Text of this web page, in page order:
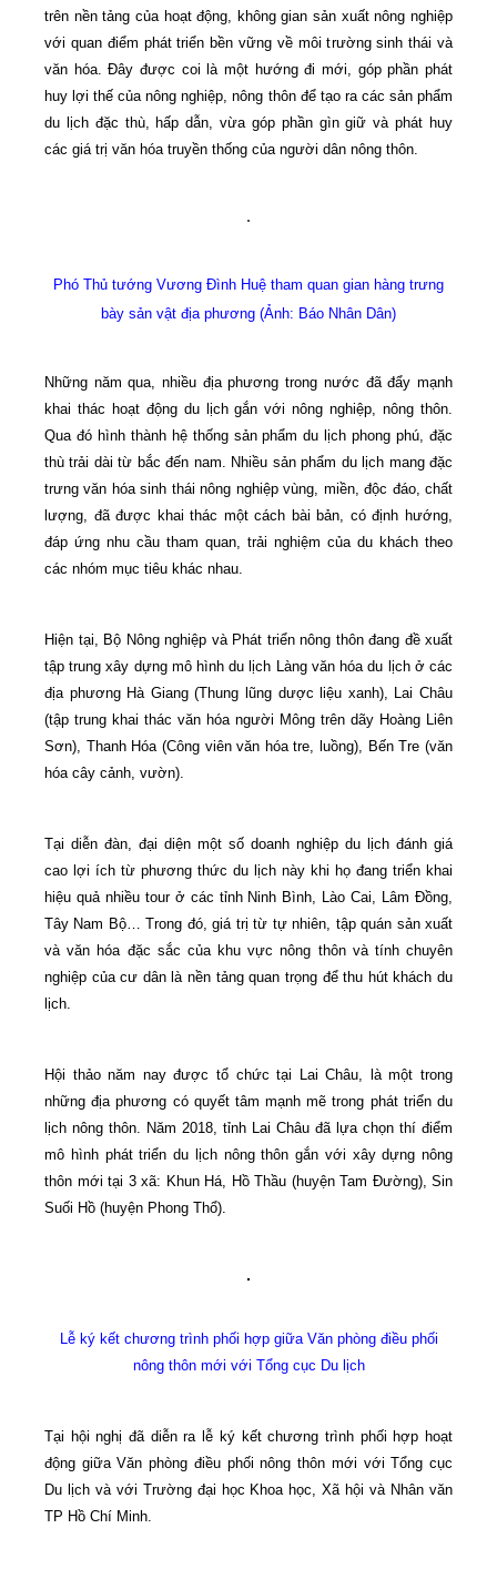
trên nền tảng của hoạt động, không gian sản xuất nông nghiệp
với quan điểm phát triển bền vững về môi trường sinh thái và
văn hóa. Đây được coi là một hướng đi mới, góp phần phát
huy lợi thế của nông nghiệp, nông thôn để tạo ra các sản phẩm
du lịch đặc thù, hấp dẫn, vừa góp phần gìn giữ và phát huy
các giá trị văn hóa truyền thống của người dân nông thôn.
Phó Thủ tướng Vương Đình Huệ tham quan gian hàng trưng
bày sản vật địa phương (Ảnh: Báo Nhân Dân)
Những năm qua, nhiều địa phương trong nước đã đẩy mạnh
khai thác hoạt động du lịch gắn với nông nghiệp, nông thôn.
Qua đó hình thành hệ thống sản phẩm du lịch phong phú, đặc
thù trải dài từ bắc đến nam. Nhiều sản phẩm du lịch mang đặc
trưng văn hóa sinh thái nông nghiệp vùng, miền, độc đáo, chất
lượng, đã được khai thác một cách bài bản, có định hướng,
đáp ứng nhu cầu tham quan, trải nghiệm của du khách theo
các nhóm mục tiêu khác nhau.
Hiện tại, Bộ Nông nghiệp và Phát triển nông thôn đang đề xuất
tập trung xây dựng mô hình du lịch Làng văn hóa du lịch ở các
địa phương Hà Giang (Thung lũng dược liệu xanh), Lai Châu
(tập trung khai thác văn hóa người Mông trên dãy Hoàng Liên
Sơn), Thanh Hóa (Công viên văn hóa tre, luồng), Bến Tre (văn
hóa cây cảnh, vườn).
Tại diễn đàn, đại diện một số doanh nghiệp du lịch đánh giá
cao lợi ích từ phương thức du lịch này khi họ đang triển khai
hiệu quả nhiều tour ở các tỉnh Ninh Bình, Lào Cai, Lâm Đồng,
Tây Nam Bộ… Trong đó, giá trị từ tự nhiên, tập quán sản xuất
và văn hóa đặc sắc của khu vực nông thôn và tính chuyên
nghiệp của cư dân là nền tảng quan trọng để thu hút khách du
lịch.
Hội thảo năm nay được tổ chức tại Lai Châu, là một trong
những địa phương có quyết tâm mạnh mẽ trong phát triển du
lịch nông thôn. Năm 2018, tỉnh Lai Châu đã lựa chọn thí điểm
mô hình phát triển du lịch nông thôn gắn với xây dựng nông
thôn mới tại 3 xã: Khun Há, Hồ Thầu (huyện Tam Đường), Sin
Suối Hồ (huyện Phong Thổ).
Lễ ký kết chương trình phối hợp giữa Văn phòng điều phối
nông thôn mới với Tổng cục Du lịch
Tại hội nghị đã diễn ra lễ ký kết chương trình phối hợp hoạt
động giữa Văn phòng điều phối nông thôn mới với Tổng cục
Du lịch và với Trường đại học Khoa học, Xã hội và Nhân văn
TP Hồ Chí Minh.